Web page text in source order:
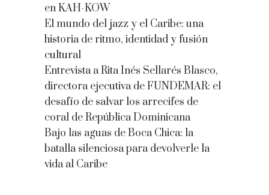
en KAH-KOW
El mundo del jazz y el Caribe: una
historia de ritmo, identidad y fusión
cultural
Entrevista a Rita Inés Sellarés Blasco,
directora ejecutiva de FUNDEMAR: el
desafío de salvar los arrecifes de
coral de República Dominicana
Bajo las aguas de Boca Chica: la
batalla silenciosa para devolverle la
vida al Caribe